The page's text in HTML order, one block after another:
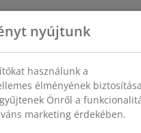
hirdetések
bővebben a
hozzájárulását a
Az „Összes
célhoz
adatok
a süti